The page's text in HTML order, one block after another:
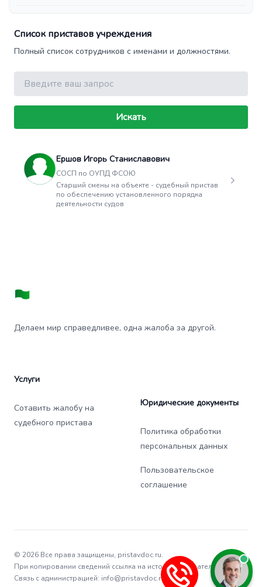
Список приставов учреждения
Полный список сотрудников с именами и должностями.
Поиск
Искать
Ершов Игорь Станиславович
СОСП по ОУПД ФСОЮ
Старший смены на объекте - судебный пристав
по обеспечению установленного порядка
деятельности судов
Делаем мир справедливее, одна жалоба за другой.
Услуги
Сотавить жалобу на
судебного пристава
Юридические документы
Политика обработки
персональных данных
Пользовательское
соглашение
© 2026 Все права защищены, pristavdoc.ru.
При копировании сведений ссылка на источник обязательна.
Связь с администрацией: info@pristavdoc.ru.